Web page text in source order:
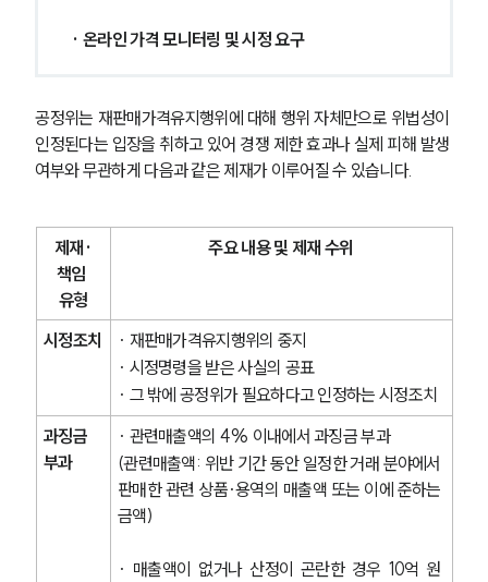
· 온라인 가격 모니터링 및 시정 요구
공정위는 재판매가격유지행위에 대해 행위 자체만으로 위법성이
인정된다는 입장을 취하고 있어 경쟁 제한 효과나 실제 피해 발생
여부와 무관하게 다음과 같은 제재가 이루어질 수 있습니다.
제재·
책임
유형
주요 내용 및 제재 수위
시정조치
· 재판매가격유지행위의 중지
· 시정명령을 받은 사실의 공표
· 그 밖에 공정위가 필요하다고 인정하는 시정조치
과징금
부과
· 관련매출액의 4% 이내에서 과징금 부과
(관련매출액: 위반 기간 동안 일정한 거래 분야에서
판매한 관련 상품·용역의 매출액 또는 이에 준하는
금액)
· 매출액이 없거나 산정이 곤란한 경우 10억 원